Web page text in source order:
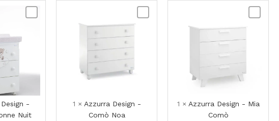
-
Nuit
1 × Azzurra Design -
Comò Noa
1 × Azzurra Design - Mia
Comò